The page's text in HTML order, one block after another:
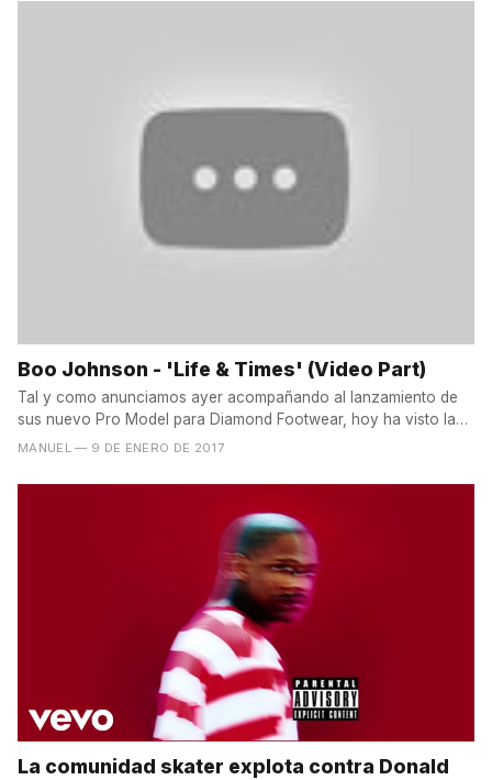
Boo Johnson - 'Life & Times' (Video Part)
Tal y como anunciamos ayer acompañando al lanzamiento de
sus nuevo Pro Model para Diamond Footwear, hoy ha visto la
luz...
MANUEL — 9 DE ENERO DE 2017
La comunidad skater explota contra Donald